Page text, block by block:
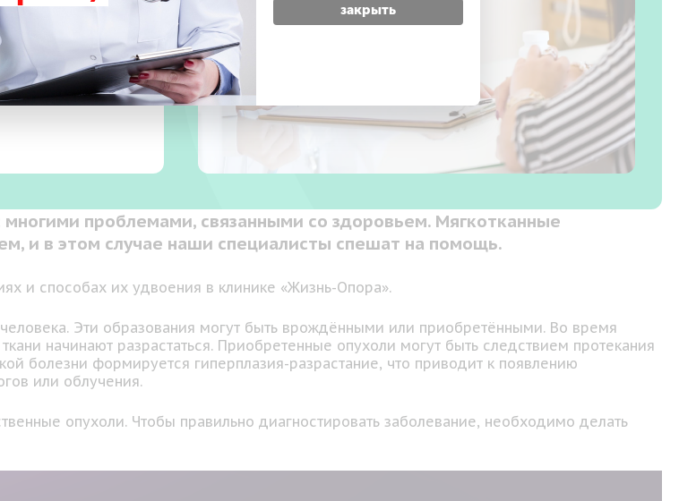
проблемами, связанными со здоровьем. Мягкотканные
и в этом случае наши специалисты спешат на помощь.
и способах их удвоения в клинике «Жизнь-Опора».
Эти образования могут быть врождёнными или приобретёнными. Во время
начинают разрастаться. Приобретенные опухоли могут быть следствием протекания
болезни формируется гиперплазия-разрастание, что приводит к появлению
или облучения.
опухоли. Чтобы правильно диагностировать заболевание, необходимо делать
закрыть